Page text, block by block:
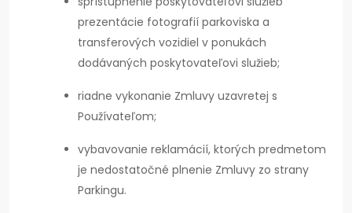
prezentácie fotografií parkoviska a
transferových vozidiel v ponukách
dodávaných poskytovateľovi služieb;
riadne vykonanie Zmluvy uzavretej s
Používateľom;
vybavovanie reklamácií, ktorých predmetom
je nedostatočné plnenie Zmluvy zo strany
Parkingu.